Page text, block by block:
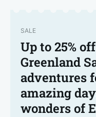
SALE
Up to 25% off
Greenland
adventures
amazing
wonders of